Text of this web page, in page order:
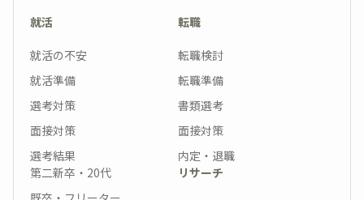
就活
就活の不安
就活準備
選考対策
面接対策
選考結果
転職
転職検討
転職準備
書類選考
面接対策
内定・退職
第二新卒・20代
リサーチ